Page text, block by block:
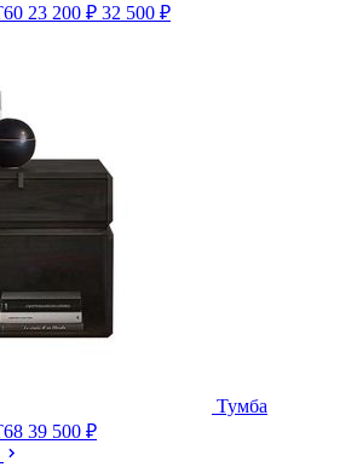
23 200 ₽ 32 500 ₽
Тумба
39 500 ₽